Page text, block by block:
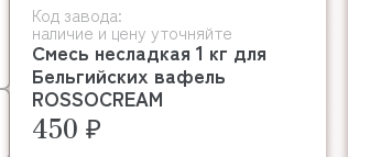
Код завода:
наличие и цену уточняйте
Смесь несладкая 1 кг для
Бельгийских вафель
ROSSOCREAM
450 ₽